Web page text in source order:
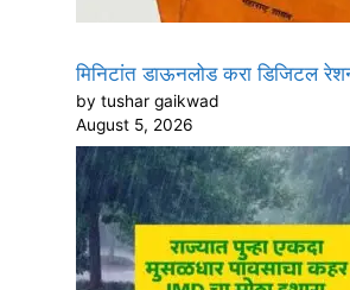
मिनिटांत डाऊनलोड करा डिजिटल
by tushar gaikwad
August 5, 2026